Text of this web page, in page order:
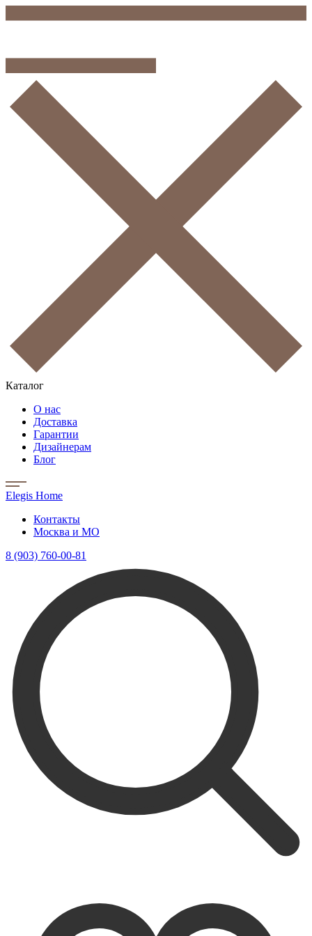
Каталог
О нас
Доставка
Гарантии
Дизайнерам
Блог
Elegis Home
Контакты
Москва и МО
8 (903) 760-00-81